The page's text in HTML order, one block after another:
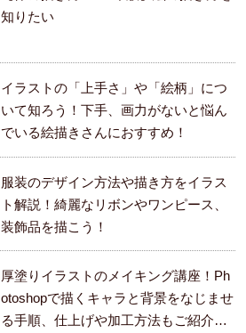
知りたい
イラストの「上手さ」や「絵柄」につ
いて知ろう！下手、画力がないと悩ん
でいる絵描きさんにおすすめ！
服装のデザイン方法や描き方をイラス
ト解説！綺麗なリボンやワンピース、
装飾品を描こう！
厚塗りイラストのメイキング講座！Ph
otoshopで描くキャラと背景をなじませ
る手順、仕上げや加工方法もご紹介し